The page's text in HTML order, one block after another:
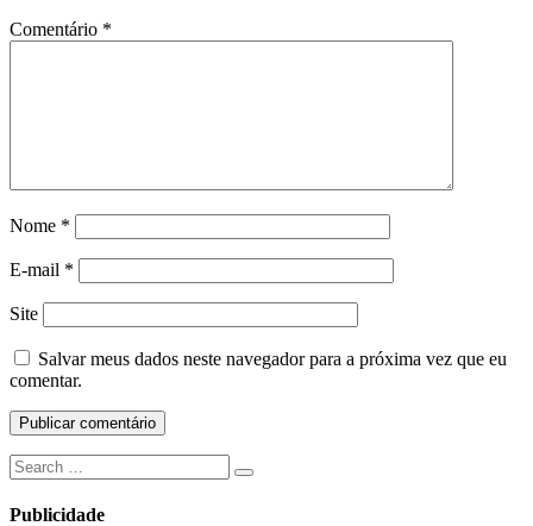
Comentário *
Nome *
E-mail *
Site
Salvar meus dados neste navegador para a próxima vez que eu
comentar.
Search
for:
Search
Publicidade